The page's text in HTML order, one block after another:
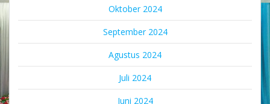
Oktober 2024
September 2024
Agustus 2024
Juli 2024
Juni 2024